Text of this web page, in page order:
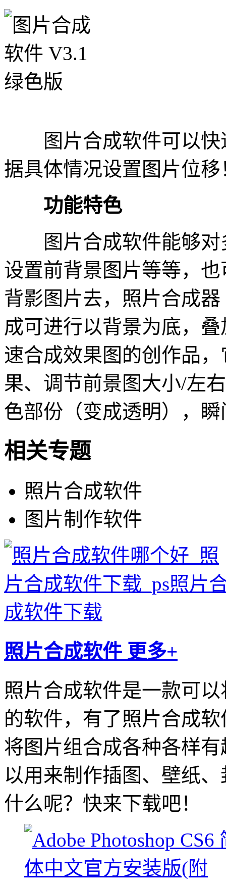
图片合成软件可以快
据具体情况设置图片位移
功能特色
图片合成软件能够对
设置前背景图片等等，
背影图片去，照片合成
成可进行以背景为底，
速合成效果图的创作品
果、调节前景图大小/左
色部份（变成透明），
相关专题
照片合成软件
图片制作软件
照片合成软件 更多+
照片合成软件是一款可
的软件，有了照片合成
将图片组合成各种各样
以用来制作插图、壁纸
什么呢？快来下载吧！